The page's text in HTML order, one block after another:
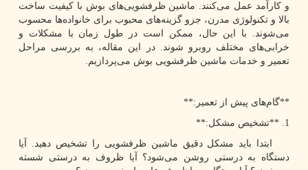
و کارآمد عمل می‌کنند. ماشین ظرفشویی‌های بوش با کیفیت ساخت
بالا و تکنولوژی مدرن، جزو گزینه‌های محبوب برای خانواده‌ها محسوب
می‌شوند. با این حال، ممکن است در طول زمان با مشکلات و
خرابی‌های مختلف روبرو شوند. در این مقاله، به بررسی مراحل
تعمیر و خدمات ماشین ظرفشویی بوش می‌پردازیم.
**گام‌های پیش از تعمیر:**
1. **تشخیص مشکل:**
ابتدا باید مشکل دقیق ماشین ظرفشویی را تشخیص دهید. آیا
دستگاه به درستی روشن می‌شود؟ آیا ظروف به درستی شسته